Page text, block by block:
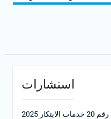
استشارات
2025